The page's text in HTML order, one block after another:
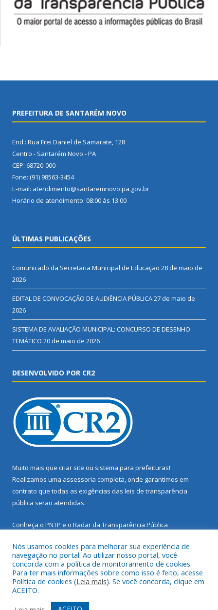
PREFEITURA DE SANTARÉM NOVO
End.: Rua Frei Daniel de Samarate, 128
Centro - Santarém Novo - PA
CEP: 68720-000
Fone: (91) 98563-3454
E-mail: atendimento@santaremnovo.pa.gov.br
Horário de atendimento: 08:00 às 13:00
ÚLTIMAS PUBLICAÇÕES
Comunicado da Secretaria Municipal de Educação 28 de maio de
2026
EDITAL DE CONVOCAÇÃO DE AUDIÊNCIA PÚBLICA27 de maio de
2026
SISTEMA DE AVALIAÇÃO MUNICIPAL: CONCURSO DE DESENHO
TEMÁTICO 20 de maio de 2026
DESENVOLVIDO POR CR2
Muito mais que criar site ou sistema para prefeituras!
Realizamos uma assessoria completa, onde garantimos em
contrato que todas as exigências das leis de transparência
pública serão atendidas.
Conheça o PNTP e o Radar da Transparência Pública
Todos os direitos reservados a Prefeitura Municipal de Santarém
Novo.
Mapa do Site Acessar Área Administrativa
Nós usamos cookies para melhorar sua experiência de
navegação no portal. Ao utilizar nosso portal, você
concorda com a política de monitoramento de cookies.
Para ter mais informações sobre como isso é feito, acesse
Política de cookies (Leia mais). Se você concorda, clique em
ACEITO.